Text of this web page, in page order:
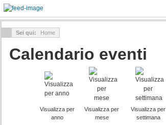
Sei qui: Home
Calendario eventi
Visualizza per
anno
Visualizza per
mese
Visualizza per
settimana